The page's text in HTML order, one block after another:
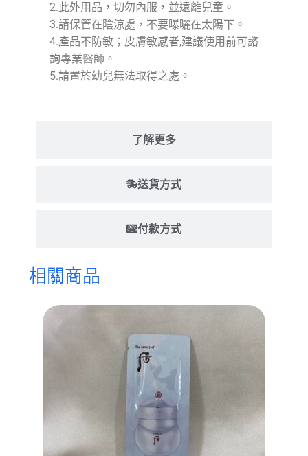
了解更多
送貨方式
付款方式
2.此外用品，切勿內服，並遠離兒童。
3.請保管在陰涼處，不要曝曬在太陽下。
4.產品不防敏；皮膚敏感者,建議使用前可諮
詢專業醫師。
5.請置於幼兒無法取得之處。
相關商品